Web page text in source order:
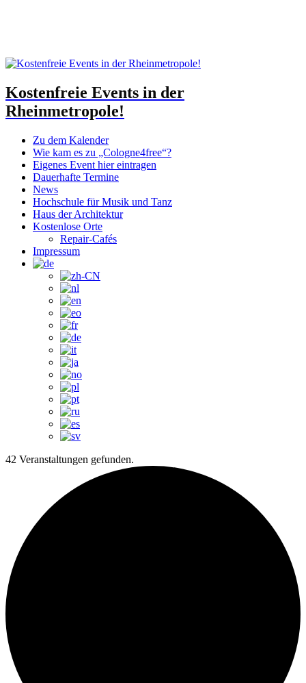
Kostenfreie Events in der
Rheinmetropole!
Zu dem Kalender
Wie kam es zu „Cologne4free“?
Eigenes Event hier eintragen
Dauerhafte Termine
News
Hochschule für Musik und Tanz
Haus der Architektur
Kostenlose Orte
Repair-Cafés
Impressum
42 Veranstaltungen gefunden.